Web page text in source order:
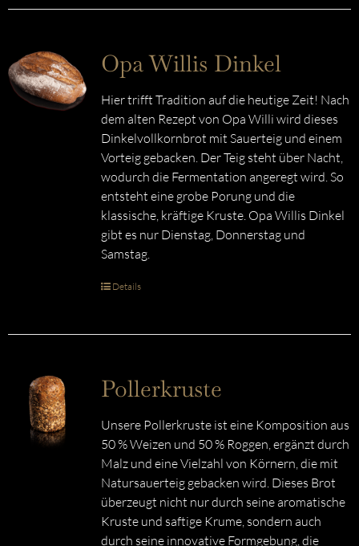
Opa Willis Dinkel
Hier trifft Tradition auf die heutige Zeit! Nach
dem alten Rezept von Opa Willi wird dieses
Dinkelvollkornbrot mit Sauerteig und einem
Vorteig gebacken. Der Teig steht über Nacht,
wodurch die Fermentation angeregt wird. So
entsteht eine grobe Porung und die
klassische, kräftige Kruste. Opa Willis Dinkel
gibt es nur Dienstag, Donnerstag und
Samstag.
Details
Pollerkruste
Unsere Pollerkruste ist eine Komposition aus
50 % Weizen und 50 % Roggen, ergänzt durch
Malz und eine Vielzahl von Körnern, die mit
Natursauerteig gebacken wird. Dieses Brot
überzeugt nicht nur durch seine aromatische
Kruste und saftige Krume, sondern auch
durch seine innovative Formgebung, die